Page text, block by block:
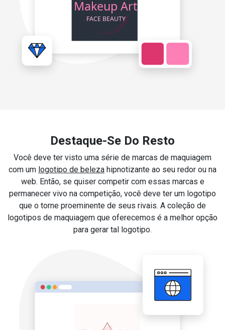
Destaque-Se Do Resto
Você deve ter visto uma série de marcas de maquiagem
com um logotipo de beleza hipnotizante ao seu redor ou na
web. Então, se quiser competir com essas marcas e
permanecer vivo na competição, você deve ter um logotipo
que o torne proeminente de seus rivais. A coleção de
logotipos de maquiagem que oferecemos é a melhor opção
para gerar tal logotipo.